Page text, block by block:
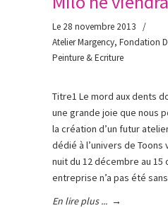
Le 28 novembre 2013 /
Atelier Margency, Fondation
Peinture & Ecriture
Titre1 Le mord aux dents
une grande joie que nous
la création d’un futur
dédié à l’univers de Toons
nuit du 12 décembre au
entreprise n’a pas été sans
En lire plus ... →